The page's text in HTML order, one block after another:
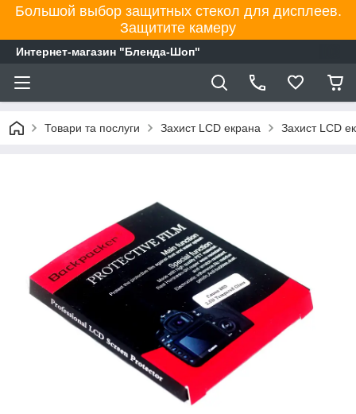
Большой выбор защитных стекол для дисплеев.
Защитите камеру
Интернет-магазин "Бленда-Шоп"
Товари та послуги Захист LCD екрана Захист LCD